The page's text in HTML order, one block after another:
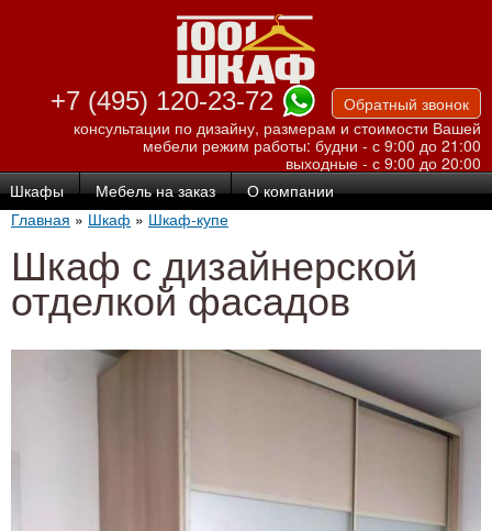
Перейти к
основному
содержанию
+7 (495) 120-23-72
Обратный звонок
консультации по дизайну, размерам и стоимости Вашей
мебели режим работы: будни - с 9:00 до 21:00
выходные - с 9:00 до 20:00
Шкафы Мебель на заказ О компании
Главная » Шкаф » Шкаф-купе
Шкаф с дизайнерской
отделкой фасадов